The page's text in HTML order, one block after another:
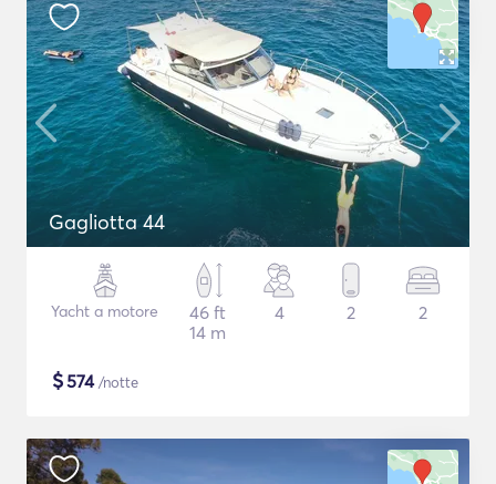
Gagliotta 44
Yacht a motore
46 ft
14 m
4 2 2
$574/notte